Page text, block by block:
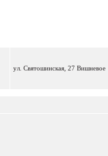
ул. Святошинская, 27 Вишневое